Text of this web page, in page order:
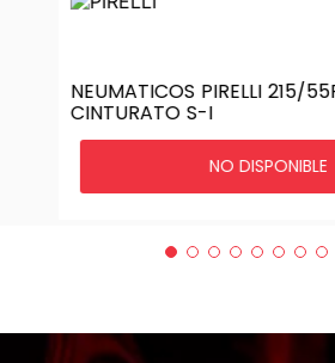
NEUMATICOS PIRELLI 215/
CINTURATO S-I
NO DISPONIBLE